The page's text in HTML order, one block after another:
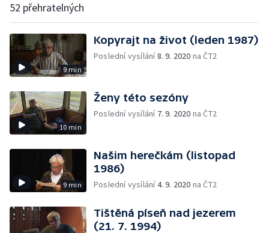
52 přehratelných
9 min
Kopyrajt na život (leden 1987)
Poslední vysílání8. 9. 2020 na ČT2
10 min
Ženy této sezóny
Poslední vysílání 7. 9. 2020 na ČT2
9 min
Našim herečkám (listopad
1986)
Poslední vysílání4. 9. 2020 na ČT2
Tištěná píseň nad jezerem
(21. 7. 1994)